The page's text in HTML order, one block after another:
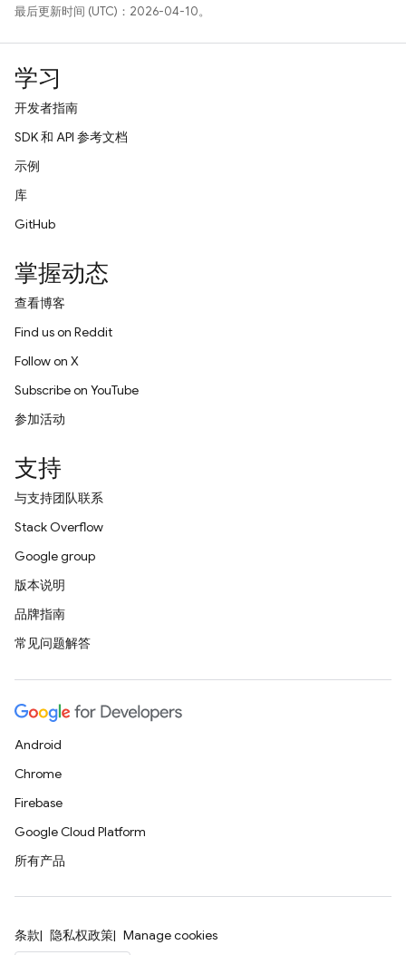
最后更新时间 (UTC)：2026-04-10。
学习
开发者指南
SDK 和 API 参考文档
示例
库
GitHub
掌握动态
查看博客
Find us on Reddit
Follow on X
Subscribe on YouTube
参加活动
支持
与支持团队联系
Stack Overflow
Google group
版本说明
品牌指南
常见问题解答
Android
Chrome
Firebase
Google Cloud Platform
所有产品
条款 隐私权政策 Manage cookies